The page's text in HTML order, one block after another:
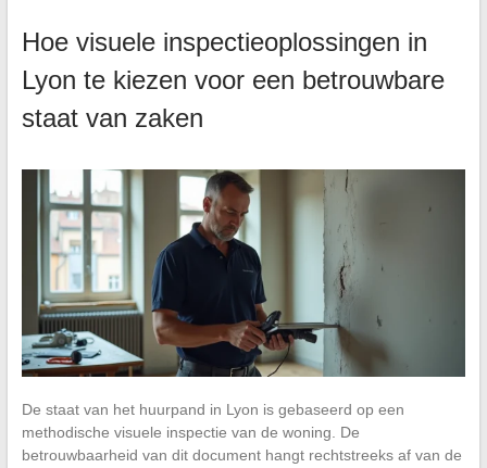
Hoe visuele inspectieoplossingen in
Lyon te kiezen voor een betrouwbare
staat van zaken
De staat van het huurpand in Lyon is gebaseerd op een
methodische visuele inspectie van de woning. De
betrouwbaarheid van dit document hangt rechtstreeks af van de